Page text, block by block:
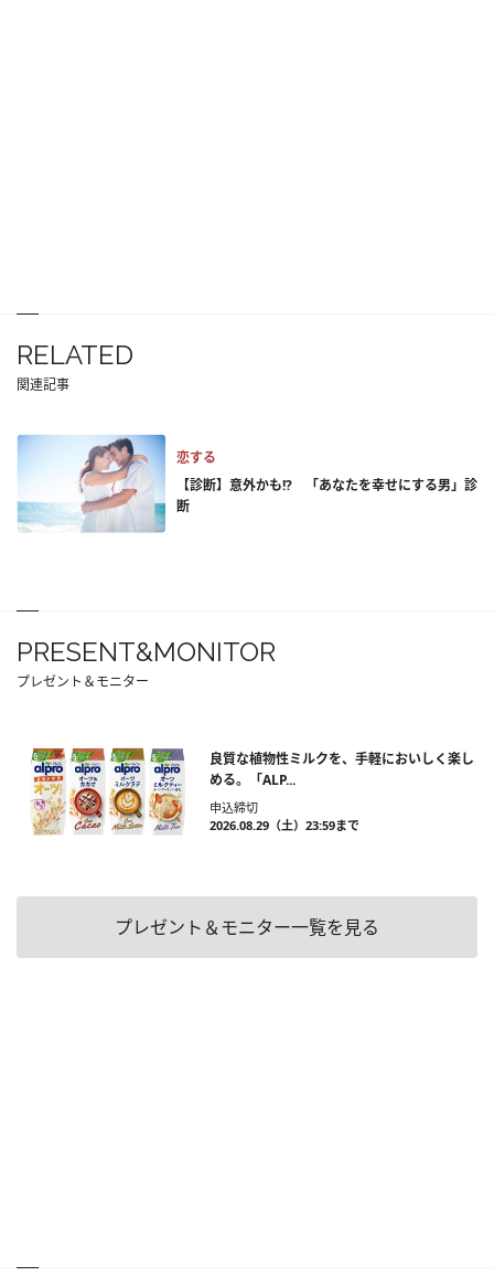
RELATED
関連記事
恋する
【診断】意外かも!? 「あなたを幸せにする男」診
断
PRESENT&MONITOR
プレゼント＆モニター
良質な植物性ミルクを、手軽においしく楽し
める。「ALP...
申込締切
2026.08.29（土）23:59まで
プレゼント＆モニター一覧を見る